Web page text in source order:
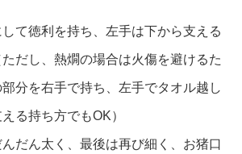
て徳利を持ち、左手は下から支える
だし、熱燗の場合は火傷を避けるた
分を右手で持ち、左手でタオル越し
る持ち方でもOK）
だん太く、最後は再び細く、お猪口